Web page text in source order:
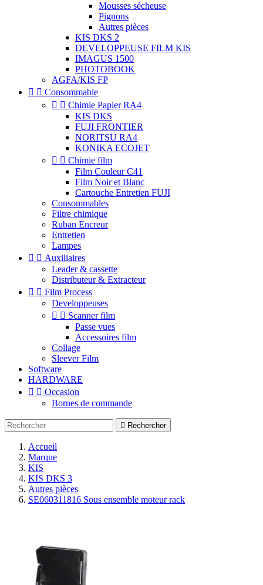
Mousses sécheuse
Pignons
Autres pièces
KIS DKS 2
DEVELOPPEUSE FILM KIS
IMAGUS 1500
PHOTOBOOK
AGFA/KIS FP
  Consommable
  Chimie Papier RA4
KIS DKS
FUJI FRONTIER
NORITSU RA4
KONIKA ECOJET
  Chimie film
Film Couleur C41
Film Noir et Blanc
Cartouche Entretien FUJI
Consommables
Filtre chimique
Ruban Encreur
Entretien
Lampes
  Auxiliaires
Leader & cassette
Distributeur & Extracteur
  Film Process
Developpeuses
  Scanner film
Passe vues
Accessoires film
Collage
Sleever Film
Software
HARDWARE
  Occasion
Bornes de commande
 Rechercher
Accueil
Marque
KIS
KIS DKS 3
Autres pièces
SE060311816 Sous ensemble moteur rack